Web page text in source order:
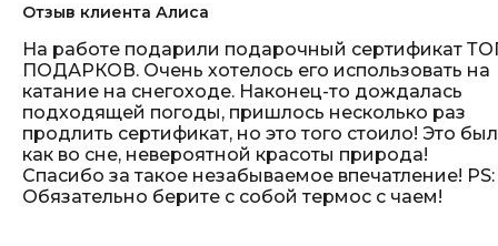
Отзыв клиента Алиса
На работе подарили подарочный сертификат
ПОДАРКОВ. Очень хотелось его использовать на
катание на снегоходе. Наконец-то дождалась
подходящей погоды, пришлось несколько раз
продлить сертификат, но это того стоило! Это
как во сне, невероятной красоты природа!
Спасибо за такое незабываемое впечатление! PS:
Обязательно берите с собой термос с чаем!